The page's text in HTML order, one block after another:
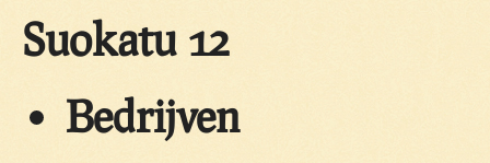
Suokatu 12
Bedrijven